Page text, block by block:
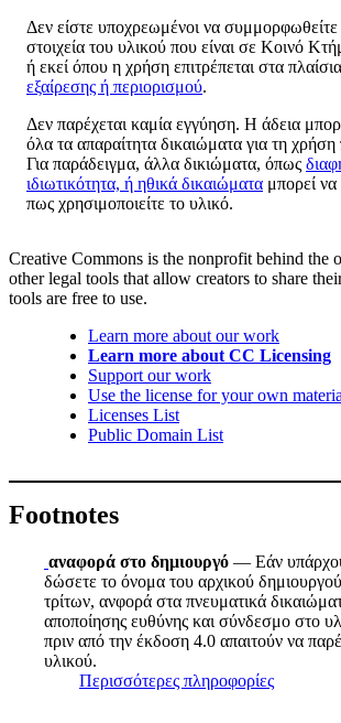
Δεν είστε υποχρεωμένοι να συμμορφωθείτε
στοιχεία του υλικού που είναι σε Κοινό
ή εκεί όπου η χρήση επιτρέπεται στα
εξαίρεσης ή περιορισμού.
Δεν παρέχεται καμία εγγύηση. Η άδεια
όλα τα απαραίτητα δικαιώματα για τη
Για παράδειγμα, άλλα δικιώματα, όπως
ιδιωτικότητα, ή ηθικά δικαιώματα μπορεί να
πως χρησιμοποιείτε το υλικό.
Creative Commons is the nonprofit behind the
other legal tools that allow creators to share
tools are free to use.
Learn more about our work
Learn more about CC Licensing
Support our work
Use the license for your own
Licenses List
Public Domain List
Footnotes
αναφορά στο δημιουργό — Εάν
δώσετε το όνομα του αρχικού
τρίτων, ανφορά στα πνευματικά
αποποίησης ευθύνης και σύνδεσμο στο
πριν από την έκδοση 4.0 απαιτούν να
υλικού.
Περισσότερες πληροφορίες